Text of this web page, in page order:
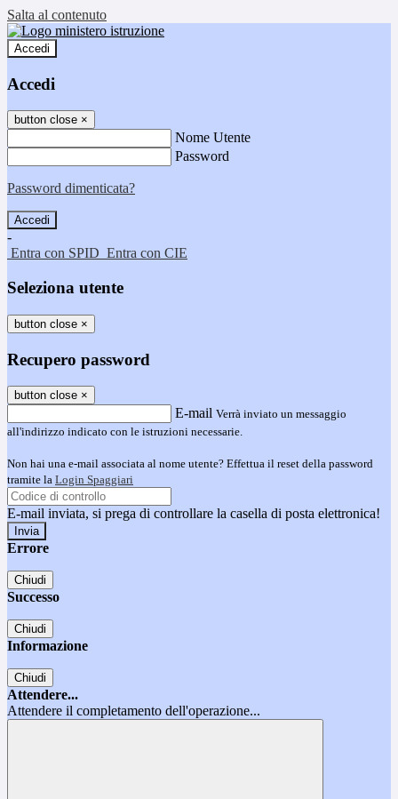
Salta al contenuto
Accedi
Accedi
button close ×
Nome Utente
Password
Password dimenticata?
-
Entra con SPID Entra con CIE
Seleziona utente
button close ×
Recupero password
button close ×
E-mail Verrà inviato un messaggio
all'indirizzo indicato con le istruzioni necessarie.
Non hai una e-mail associata al nome utente? Effettua il reset della password
tramite la Login Spaggiari
E-mail inviata, si prega di controllare la casella di posta elettronica!
Errore
Chiudi
Successo
Chiudi
Informazione
Chiudi
Attendere...
Attendere il completamento dell'operazione...